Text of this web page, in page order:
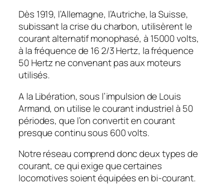
Dès 1919, l’Allemagne, l’Autriche, la Suisse,
subissant la crise du charbon, utilisèrent le
courant alternatif monophasé, à 15000 volts,
à la fréquence de 16 2/3 Hertz, la fréquence
50 Hertz ne convenant pas aux moteurs
utilisés.
A la Libération, sous l’impulsion de Louis
Armand, on utilise le courant industriel à 50
périodes, que l’on convertit en courant
presque continu sous 600 volts.
Notre réseau comprend donc deux types de
courant, ce qui exige que certaines
locomotives soient équipées en bi-courant.